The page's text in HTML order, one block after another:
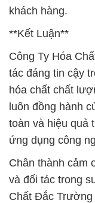
khách hàng.
**Kết Luận**
Công Ty Hóa
tác đáng tin cậy
hóa chất chất
luôn đồng hành
toàn và hiệu quả
ứng dụng công
Chân thành cảm
và đối tác trong
Chất Đắc Trường